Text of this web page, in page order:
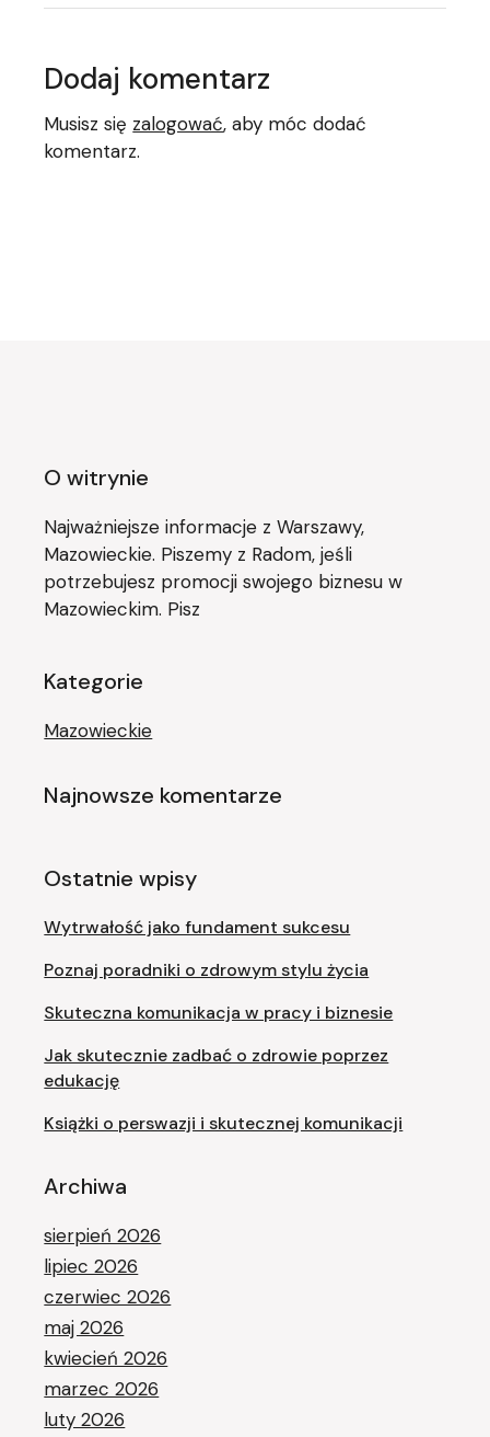
Dodaj komentarz
Musisz się zalogować, aby móc dodać
komentarz.
O witrynie
Najważniejsze informacje z Warszawy,
Mazowieckie. Piszemy z Radom, jeśli
potrzebujesz promocji swojego biznesu w
Mazowieckim. Pisz
Kategorie
Mazowieckie
Najnowsze komentarze
Ostatnie wpisy
Wytrwałość jako fundament sukcesu
Poznaj poradniki o zdrowym stylu życia
Skuteczna komunikacja w pracy i biznesie
Jak skutecznie zadbać o zdrowie poprzez
edukację
Książki o perswazji i skutecznej komunikacji
Archiwa
sierpień 2026
lipiec 2026
czerwiec 2026
maj 2026
kwiecień 2026
marzec 2026
luty 2026